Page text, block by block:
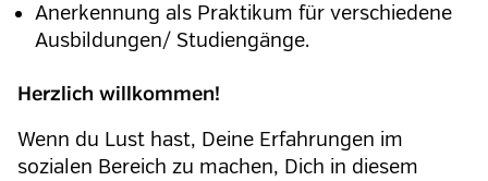
Anerkennung als Praktikum für verschiedene
Ausbildungen/ Studiengänge.
Herzlich willkommen!
Wenn du Lust hast, Deine Erfahrungen im
sozialen Bereich zu machen, Dich in diesem